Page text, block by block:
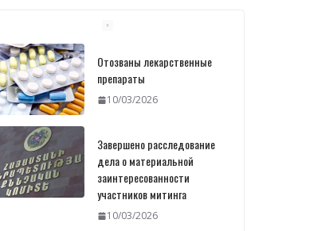
Отозваны лекарственные
препараты
10/03/2026
Завершено расследование
дела о материальной
заинтересованности
участников митинга
10/03/2026